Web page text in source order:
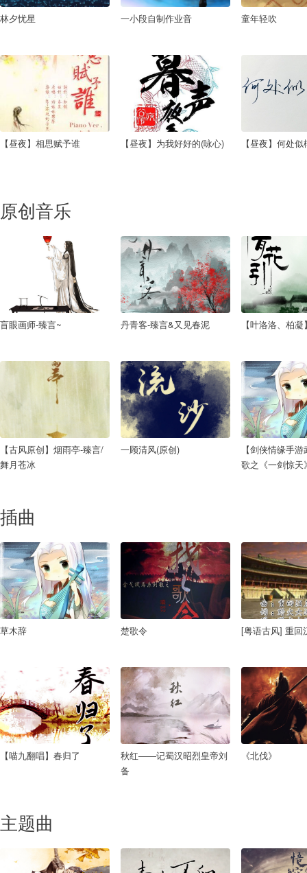
林夕忧星 一小段自制作业音 童年轻吹
【昼夜】相思赋予谁 【昼夜】为我好好的(咏心) 【昼夜】何处
原创音乐
盲眼画师-臻言~ 丹青客-臻言&又见春泥 【叶洛洛、柏
【古风原创】烟雨亭-臻言/
舞月苍冰
一顾清风(原创)
【剑侠情缘手
歌之《一剑惊天
插曲
草木辞 楚歌令 [粤语古风] 重回
【喵九翻唱】春归了
秋红——记蜀汉昭烈皇帝刘
备
《北伐》
主题曲